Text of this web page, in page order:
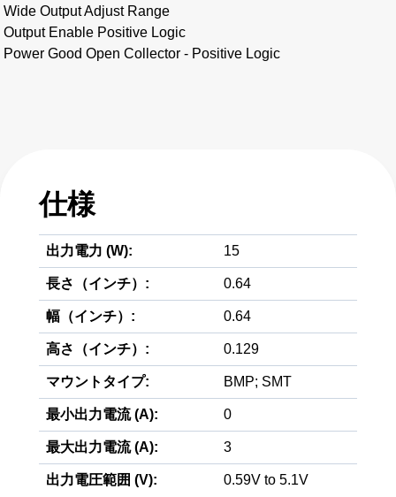
Wide Output Adjust Range
Output Enable Positive Logic
Power Good Open Collector - Positive Logic
仕様
出力電力 (W): 15
長さ（インチ）: 0.64
幅（インチ）: 0.64
高さ（インチ）: 0.129
マウントタイプ: BMP; SMT
最小出力電流 (A): 0
最大出力電流 (A): 3
出力電圧範囲 (V): 0.59V to 5.1V